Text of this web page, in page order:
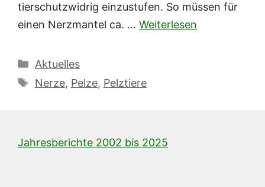
tierschutzwidrig einzustufen. So müssen für
einen Nerzmantel ca. … Weiterlesen
Kategorien
Aktuelles
Schlagwörter
Nerze, Pelze, Pelztiere
Jahresberichte 2002 bis 2025